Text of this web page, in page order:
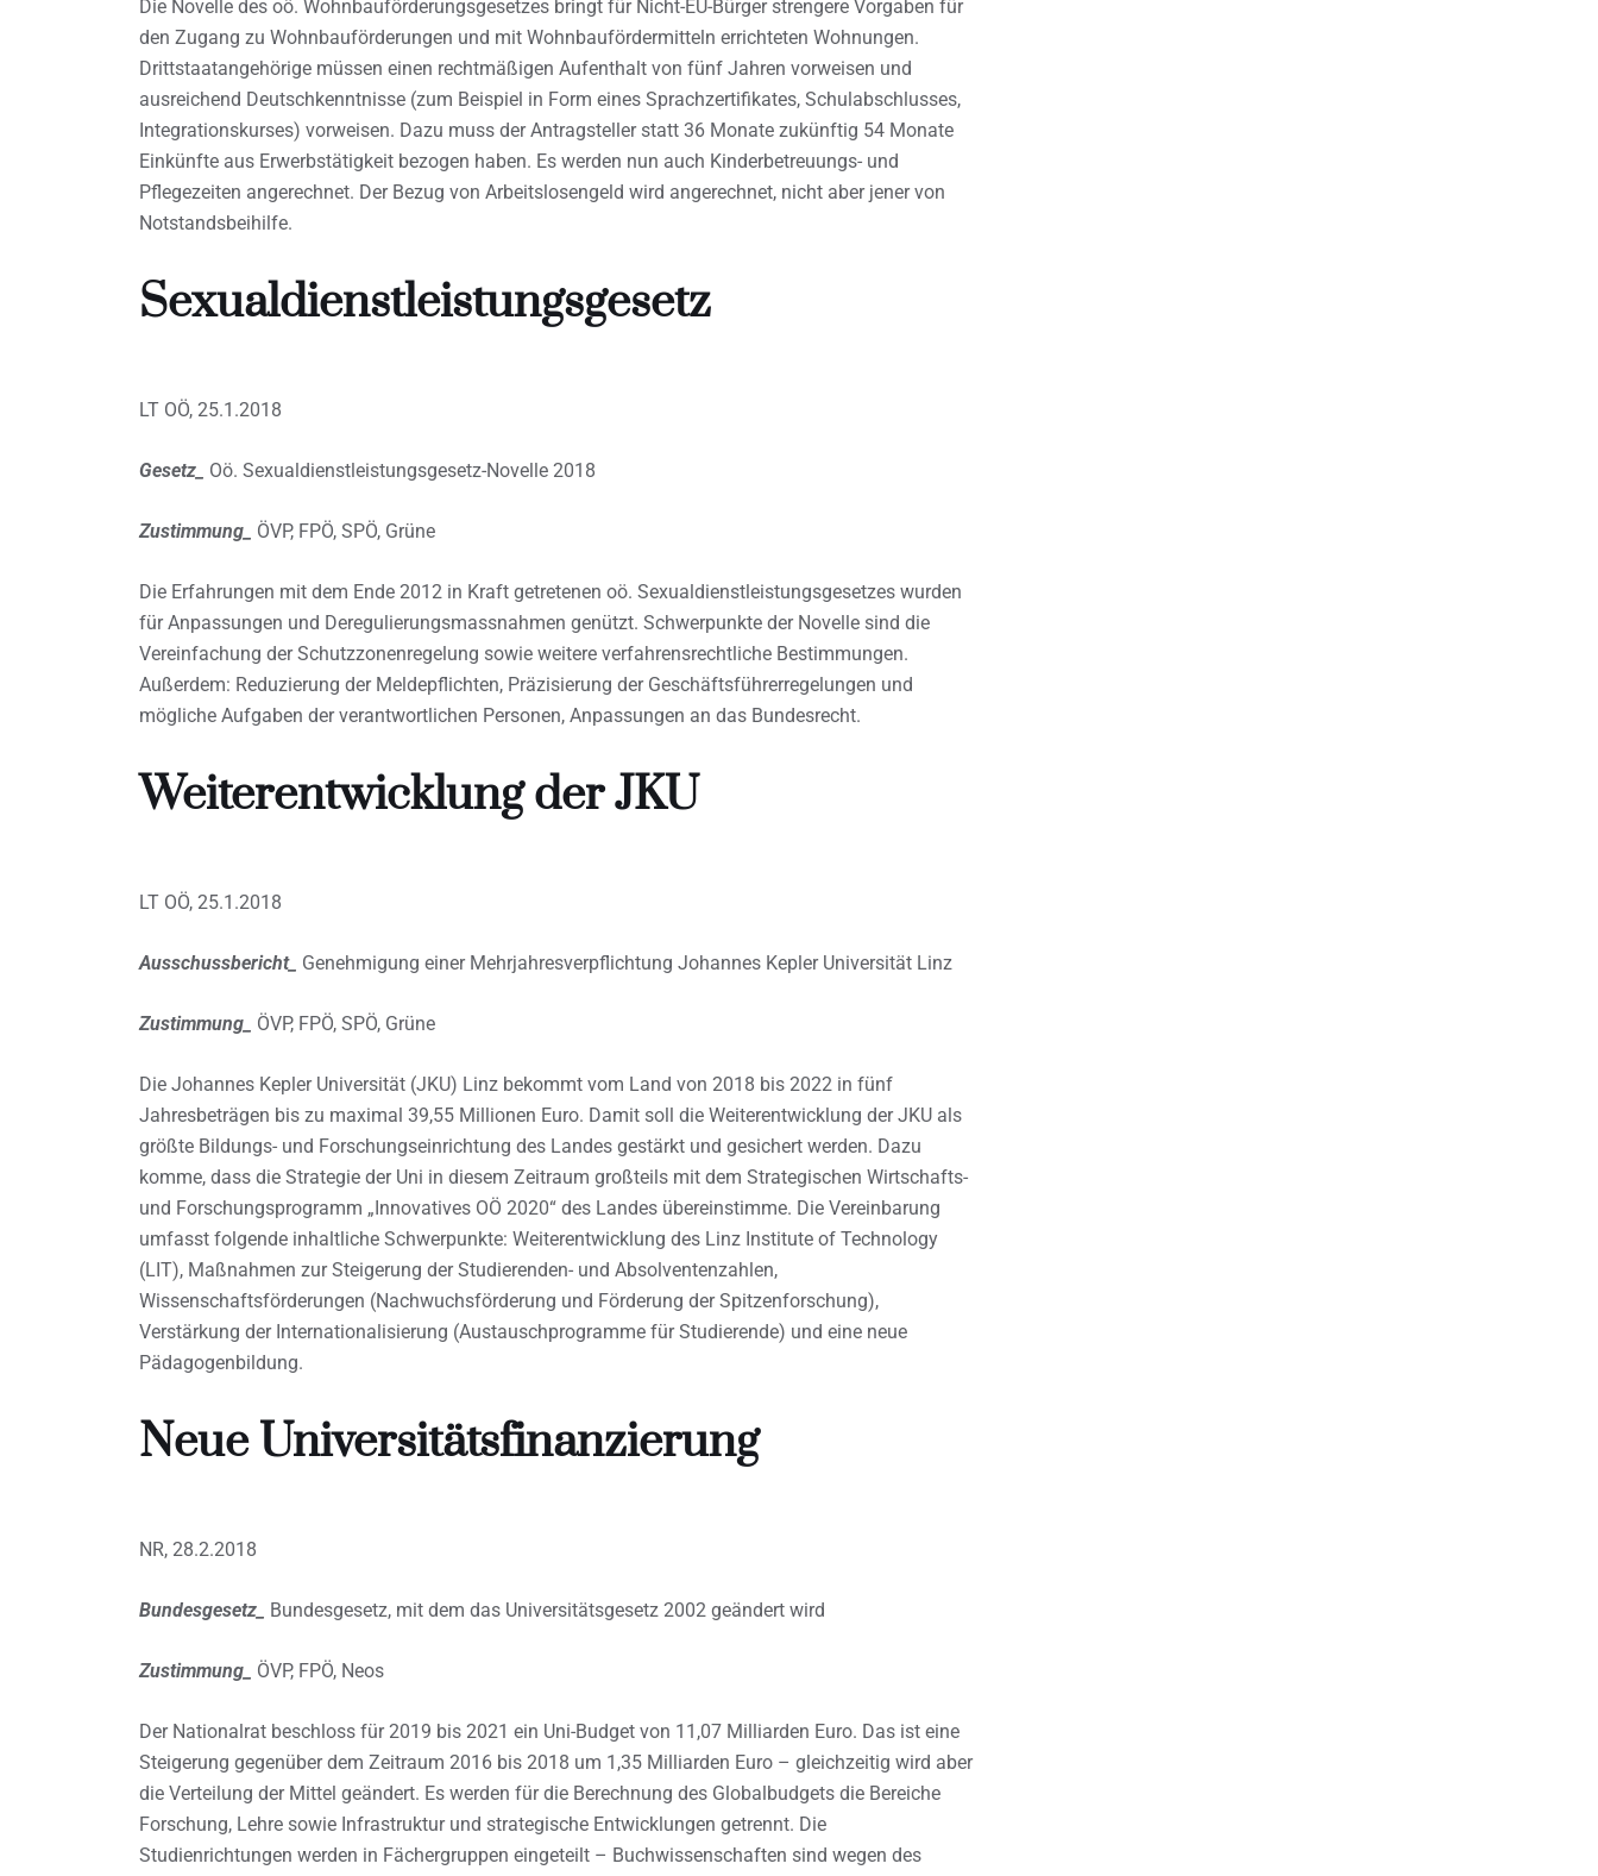
Die Novelle des oö. Wohnbauförderungsgesetzes bringt für Nicht-EU-Bürger strengere Vorgaben für
den Zugang zu Wohnbauförderungen und mit Wohnbaufördermitteln errichteten Wohnungen.
Drittstaatangehörige müssen einen rechtmäßigen Aufenthalt von fünf Jahren vorweisen und
ausreichend Deutschkenntnisse (zum Beispiel in Form eines Sprachzertifikates, Schulabschlusses,
Integrationskurses) vorweisen. Dazu muss der Antragsteller statt 36 Monate zukünftig 54 Monate
Einkünfte aus Erwerbstätigkeit bezogen haben. Es werden nun auch Kinderbetreuungs- und
Pflegezeiten angerechnet. Der Bezug von Arbeitslosengeld wird angerechnet, nicht aber jener von
Notstandsbeihilfe.
Sexualdienstleistungsgesetz
LT OÖ, 25.1.2018
Gesetz_ Oö. Sexualdienstleistungsgesetz-Novelle 2018
Zustimmung_ ÖVP, FPÖ, SPÖ, Grüne
Die Erfahrungen mit dem Ende 2012 in Kraft getretenen oö. Sexualdienstleistungsgesetzes wurden
für Anpassungen und Deregulierungsmassnahmen genützt. Schwerpunkte der Novelle sind die
Vereinfachung der Schutzzonenregelung sowie weitere verfahrensrechtliche Bestimmungen.
Außerdem: Reduzierung der Meldepflichten, Präzisierung der Geschäftsführerregelungen und
mögliche Aufgaben der verantwortlichen Personen, Anpassungen an das Bundesrecht.
Weiterentwicklung der JKU
LT OÖ, 25.1.2018
Ausschussbericht_ Genehmigung einer Mehrjahresverpflichtung Johannes Kepler Universität Linz
Zustimmung_ ÖVP, FPÖ, SPÖ, Grüne
Die Johannes Kepler Universität (JKU) Linz bekommt vom Land von 2018 bis 2022 in fünf
Jahresbeträgen bis zu maximal 39,55 Millionen Euro. Damit soll die Weiterentwicklung der JKU als
größte Bildungs- und Forschungseinrichtung des Landes gestärkt und gesichert werden. Dazu
komme, dass die Strategie der Uni in diesem Zeitraum großteils mit dem Strategischen Wirtschafts-
und Forschungsprogramm „Innovatives OÖ 2020“ des Landes übereinstimme. Die Vereinbarung
umfasst folgende inhaltliche Schwerpunkte: Weiterentwicklung des Linz Institute of Technology
(LIT), Maßnahmen zur Steigerung der Studierenden- und Absolventenzahlen,
Wissenschaftsförderungen (Nachwuchsförderung und Förderung der Spitzenforschung),
Verstärkung der Internationalisierung (Austauschprogramme für Studierende) und eine neue
Pädagogenbildung.
Neue Universitätsfinanzierung
NR, 28.2.2018
Bundesgesetz_ Bundesgesetz, mit dem das Universitätsgesetz 2002 geändert wird
Zustimmung_ ÖVP, FPÖ, Neos
Der Nationalrat beschloss für 2019 bis 2021 ein Uni-Budget von 11,07 Milliarden Euro. Das ist eine
Steigerung gegenüber dem Zeitraum 2016 bis 2018 um 1,35 Milliarden Euro – gleichzeitig wird aber
die Verteilung der Mittel geändert. Es werden für die Berechnung des Globalbudgets die Bereiche
Forschung, Lehre sowie Infrastruktur und strategische Entwicklungen getrennt. Die
Studienrichtungen werden in Fächergruppen eingeteilt – Buchwissenschaften sind wegen des